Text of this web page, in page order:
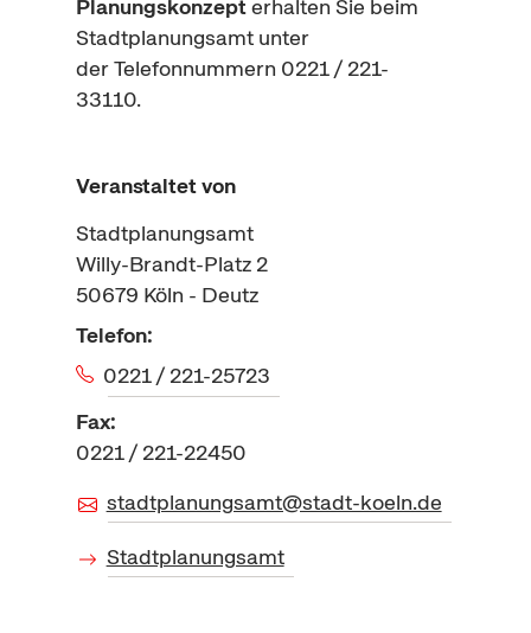
Planungskonzepterhalten Sie beim
Stadtplanungsamt unter
der Telefonnummern 0221 / 221-
33110.
Veranstaltet von
Stadtplanungsamt
Willy-Brandt-Platz 2
50679 Köln - Deutz
Telefon:
0221 / 221-25723
Fax:
0221 / 221-22450
stadtplanungsamt@stadt-koeln.de
Stadtplanungsamt